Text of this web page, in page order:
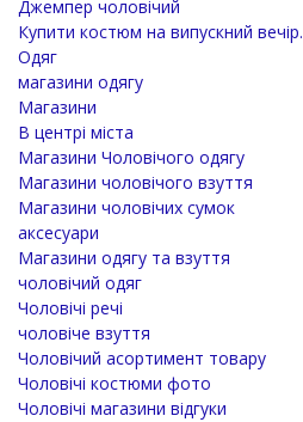
Джемпер чоловічий
Купити костюм на випускний вечір.
Одяг
магазини одягу
Магазини
В центрі міста
Магазини Чоловічого одягу
Магазини чоловічого взуття
Магазини чоловічих сумок
аксесуари
Магазини одягу та взуття
чоловічий одяг
Чоловічі речі
чоловіче взуття
Чоловічий асортимент товару
Чоловічі костюми фото
Чоловічі магазини відгуки